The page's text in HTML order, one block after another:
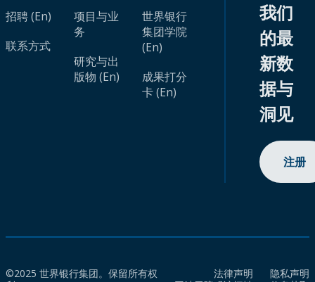
招聘 (En)
联系方式
项目与业
务
研究与出
版物 (En)
世界银行
集团学院
(En)
成果打分
卡 (En)
我们
的最
新数
据与
洞见
注册
©2025 世界银行集团。保留所有权
法律声明
隐私声明